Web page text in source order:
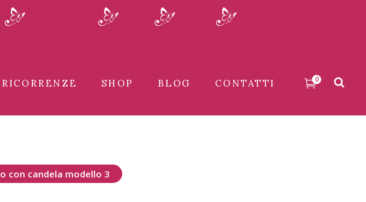
RICORRENZE SHOP BLOG CONTATTI 0
con candela modello 3